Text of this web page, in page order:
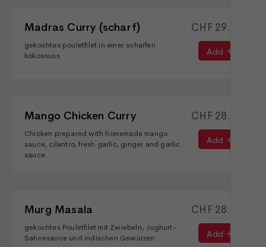
Madras Curry (scharf)
gekochtes pouletfilet in einer scharfen
kokosnuss
CHF29.50
Add
Mango Chicken Curry
Chicken prepared with homemade mango
sauce, cilantro, fresh garlic, ginger and garlic
sauce.
CHF28.50
Add
Murg Masala
gekochtes Pouletfilet mit Zwiebeln, Joghurt-
Sahnesauce und indischen Gewürzen
CHF28.90
Add